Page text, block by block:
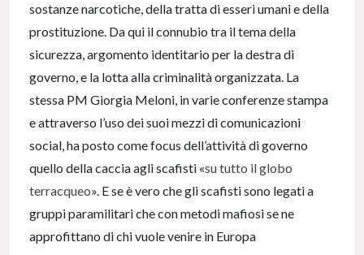
sostanze narcotiche, della tratta di esseri umani e della
prostituzione. Da qui il connubio tra il tema della
sicurezza, argomento identitario per la destra di
governo, e la lotta alla criminalità organizzata. La
stessa PM Giorgia Meloni, in varie conferenze stampa
e attraverso l’uso dei suoi mezzi di comunicazioni
social, ha posto come focus dell’attività di governo
quello della caccia agli scafisti «su tutto il globo
terracqueo». E se è vero che gli scafisti sono legati a
gruppi paramilitari che con metodi mafiosi se ne
approfittano di chi vuole venire in Europa